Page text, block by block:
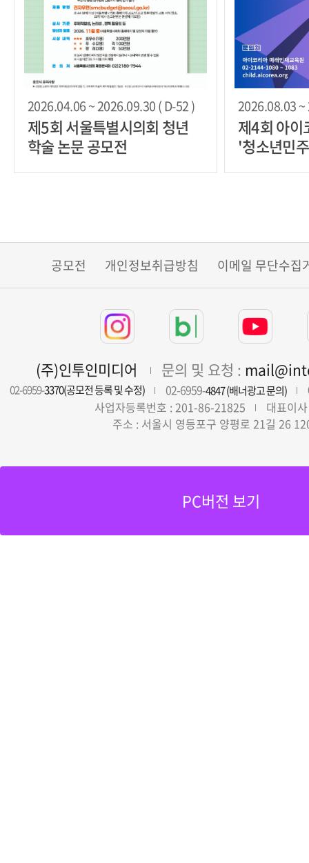
2026.04.06 ~ 2026.09.30 ( D-52 )
제5회 서울특별시의회 청년
학술 논문 공모전
2026.08.03 ~
제4회 아이
'청소년민
공모전 개인정보취급방침 이메일 무단수집
(주)인투인미디어 문의 및 요청 :
02-6959-3370(공모전 등록 및 수정) 02-6959-4847 (배너광고 문의)
사업자등록번호 : 201-86-21825
대표이
주소 : 서울시 영등포구 양평로 21길 26
PC버전 보기